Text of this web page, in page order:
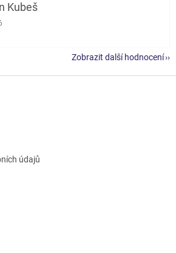
Kubeš
obchodu je 5 z 5 hvězdiček.
Zobrazit další hodnocení
údajů